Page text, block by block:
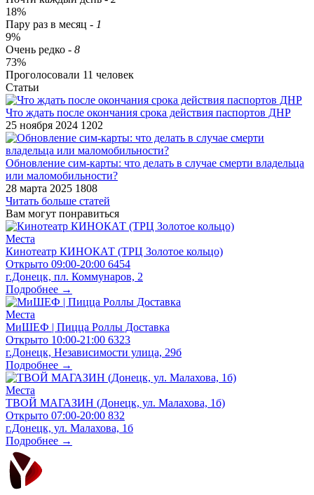
18%
Пару раз в месяц - 1
9%
Очень редко - 8
73%
Проголосовали 11 человек
Статьи
Что ждать после окончания срока действия паспортов ДНР
25 ноября 2024 1202
​Обновление сим-карты: что делать в случае смерти владельца
или маломобильности?
28 марта 2025 1808
Читать больше статей
Вам могут понравиться
Места
Кинотеатр КИНОКАТ (ТРЦ Золотое кольцо)
Открыто 09:00-20:00 6454
г.Донецк, пл. Коммунаров, 2
Подробнее →
Места
МиШЕФ | Пицца Роллы Доставка
Открыто 10:00-21:00 6323
г.Донецк, Независимости улица, 29б
Подробнее →
Места
ТВОЙ МАГАЗИН (Донецк, ул. Малахова, 1б)
Открыто 07:00-20:00 832
г.Донецк, ул. Малахова, 1б
Подробнее →